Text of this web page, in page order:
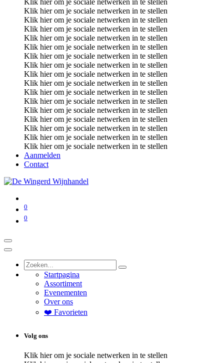
Klik hier om je sociale netwerken in te stellen
Klik hier om je sociale netwerken in te stellen
Klik hier om je sociale netwerken in te stellen
Klik hier om je sociale netwerken in te stellen
Klik hier om je sociale netwerken in te stellen
Klik hier om je sociale netwerken in te stellen
Klik hier om je sociale netwerken in te stellen
Klik hier om je sociale netwerken in te stellen
Klik hier om je sociale netwerken in te stellen
Klik hier om je sociale netwerken in te stellen
Klik hier om je sociale netwerken in te stellen
Klik hier om je sociale netwerken in te stellen
Klik hier om je sociale netwerken in te stellen
Klik hier om je sociale netwerken in te stellen
Klik hier om je sociale netwerken in te stellen
Klik hier om je sociale netwerken in te stellen
Klik hier om je sociale netwerken in te stellen
Aanmelden
Contact
0
0
Startpagina
Assortiment
Evenementen
Over ons
❤️ Favorieten
Volg ons
Klik hier om je sociale netwerken in te stellen